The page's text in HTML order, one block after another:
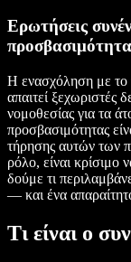
Ερωτήσεις
Η ενασχόληση με το
απαιτεί ξεχωριστές
νομοθεσίας για τα
προσβασιμότητας
τήρησης αυτών των
ρόλο, είναι κρίσιμο
δούμε τι
— και ένα
Τι είναι ο